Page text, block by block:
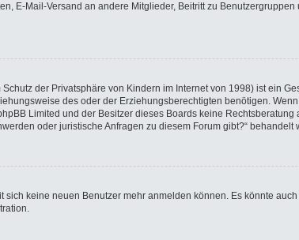
E-Mail-Versand an andere Mitglieder, Beitritt zu
der Privatsphäre von Kindern im Internet von 1998) ist ein
des oder der Erziehungsberechtigten benötigen.
Limited und der Besitzer dieses Boards keine
oder juristische Anfragen zu diesem Forum gibt?“ behandelt
keine neuen Benutzer mehr anmelden können. Es könnte